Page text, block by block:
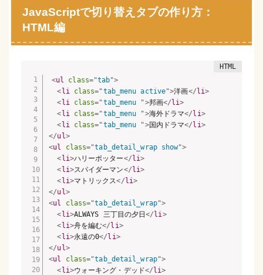
JavaScriptで切り替えタブの作り方：
HTML編
<ul class="tab">
<li class="tab_menu active">洋画</li>
<li class="tab_menu ">邦画</li>
<li class="tab_menu ">海外ドラマ</li>
<li class="tab_menu ">国内ドラマ</li>
</ul>
<ul class="tab_detail_wrap show">
<li>ハリーポッター</li>
<li>スパイダーマン</li>
<li>マトリックス</li>
</ul>
<ul class="tab_detail_wrap">
<li>ALWAYS 三丁目の夕日</li>
<li>舟を編む</li>
<li>永遠の0</li>
</ul>
<ul class="tab_detail_wrap">
<li>ウォーキング・デッド</li>